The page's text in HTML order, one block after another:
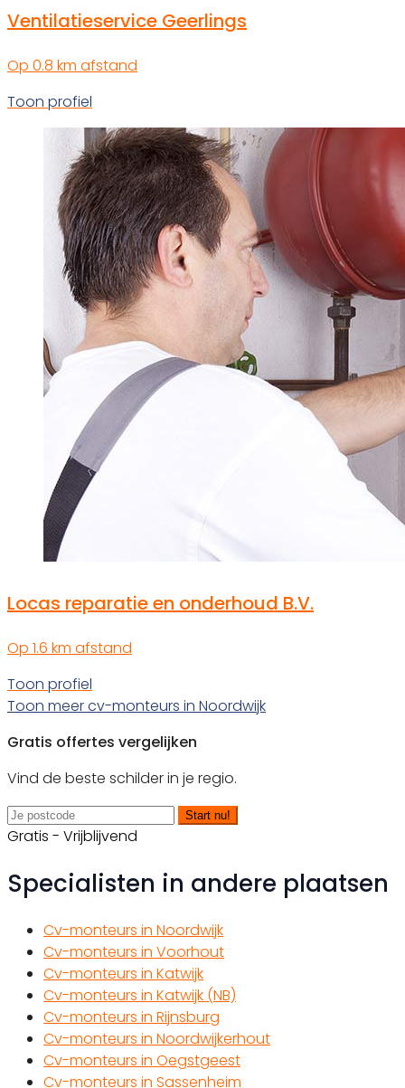
Ventilatieservice Geerlings
Op 0.8 km afstand
Toon profiel
Locas reparatie en onderhoud B.V.
Op 1.6 km afstand
Toon profiel
Toon meer cv-monteurs in Noordwijk
Gratis offertes vergelijken
Vind de beste schilder in je regio.
Start nu!
Gratis - Vrijblijvend
Specialisten in andere plaatsen
Cv-monteurs in Noordwijk
Cv-monteurs in Voorhout
Cv-monteurs in Katwijk
Cv-monteurs in Katwijk (NB)
Cv-monteurs in Rijnsburg
Cv-monteurs in Noordwijkerhout
Cv-monteurs in Oegstgeest
Cv-monteurs in Sassenheim